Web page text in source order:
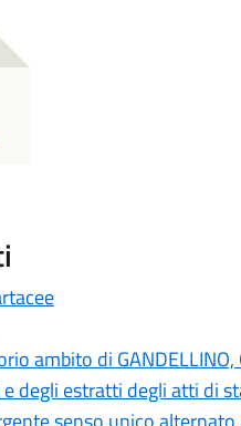
ambito di GANDELLINO,
degli estratti degli atti di